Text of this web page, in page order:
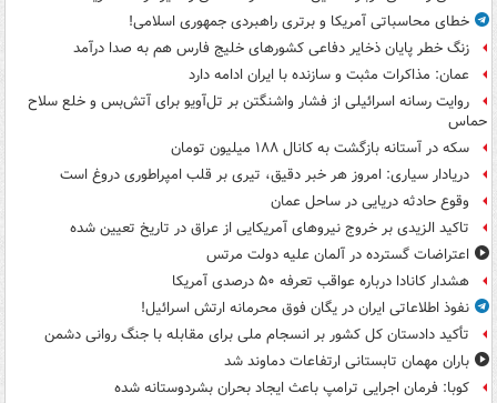
خطای محاسباتی آمریکا و برتری راهبردی جمهوری اسلامی!
زنگ خطر پایان ذخایر دفاعی کشورهای خلیج فارس هم به صدا درآمد
عمان: مذاکرات مثبت و سازنده با ایران ادامه دارد
روایت رسانه اسرائیلی از فشار واشنگتن بر تل‌آویو برای آتش‌بس و خلع سلاح
حماس
سکه در آستانه بازگشت به کانال ۱۸۸ میلیون تومان
دریادار سیاری: امروز هر خبر دقیق، تیری بر قلب امپراطوری دروغ است
وقوع حادثه دریایی در ساحل عمان
تاکید الزیدی بر خروج نیروهای آمریکایی از عراق در تاریخ تعیین شده
اعتراضات گسترده در آلمان علیه دولت مرتس
هشدار کانادا درباره عواقب تعرفه ۵۰ درصدی آمریکا
نفوذ اطلاعاتی ایران در یگان فوق محرمانه ارتش اسرائیل!
تأکید دادستان کل کشور بر انسجام ملی برای مقابله با جنگ روانی دشمن
باران مهمان تابستانی ارتفاعات دماوند شد
کوبا: فرمان اجرایی ترامپ باعث ایجاد بحران بشردوستانه شده